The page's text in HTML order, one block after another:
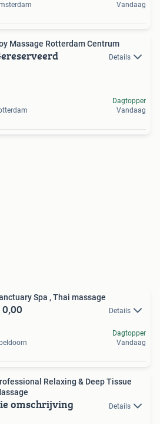
Vandaag
Massage Rotterdam Centrum
Details
Dagtopper
Vandaag
Spa , Thai massage
Details
Dagtopper
Vandaag
Relaxing & Deep Tissue
omschrijving Details